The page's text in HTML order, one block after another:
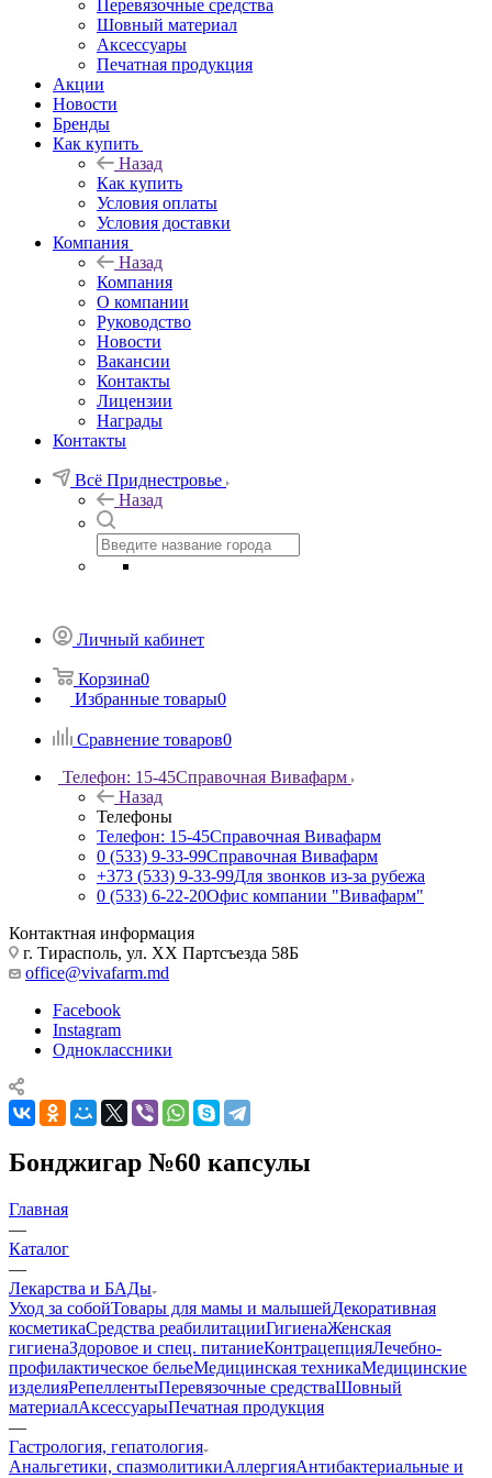
Перевязочные средства
Шовный материал
Аксессуары
Печатная продукция
Акции
Новости
Бренды
Как купить
Назад
Как купить
Условия оплаты
Условия доставки
Компания
Назад
Компания
О компании
Руководство
Новости
Вакансии
Контакты
Лицензии
Награды
Контакты
Всё Приднестровье
Назад
Личный кабинет
Корзина0
Избранные товары0
Сравнение товаров0
Телефон: 15-45Справочная Вивафарм
Назад
Телефоны
Телефон: 15-45Справочная Вивафарм
0 (533) 9-33-99Справочная Вивафарм
+373 (533) 9-33-99Для звонков из-за рубежа
0 (533) 6-22-20Офис компании "Вивафарм"
Контактная информация
г. Тирасполь, ул. ХХ Партсъезда 58Б
office@vivafarm.md
Facebook
Instagram
Одноклассники
Бонджигар №60 капсулы
Главная
—
Каталог
—
Лекарства и БАДы
Уход за собойТовары для мамы и малышейДекоративная
косметикаСредства реабилитацииГигиенаЖенская
гигиенаЗдоровое и спец. питаниеКонтрацепцияЛечебно-
профилактическое бельеМедицинская техникаМедицинские
изделияРепеллентыПеревязочные средстваШовный
материалАксессуарыПечатная продукция
—
Гастрология, гепатология
Анальгетики, спазмолитикиАллергияАнтибактериальные и